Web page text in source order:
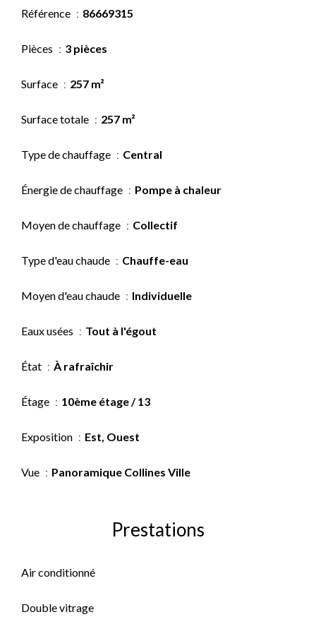
Référence 86669315
Pièces 3 pièces
Surface 257 m²
Surface totale 257 m²
Type de chauffage Central
Énergie de chauffage Pompe à chaleur
Moyen de chauffage Collectif
Type d'eau chaude Chauffe-eau
Moyen d'eau chaude Individuelle
Eaux usées Tout à l'égout
État À rafraîchir
Étage 10ème étage / 13
Exposition Est, Ouest
Vue Panoramique Collines Ville
Prestations
Air conditionné
Double vitrage